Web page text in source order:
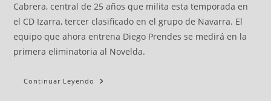
Cabrera, central de 25 años que milita esta temporada en
el CD Izarra, tercer clasificado en el grupo de Navarra. El
equipo que ahora entrena Diego Prendes se medirá en la
primera eliminatoria al Novelda.
Continuar Leyendo